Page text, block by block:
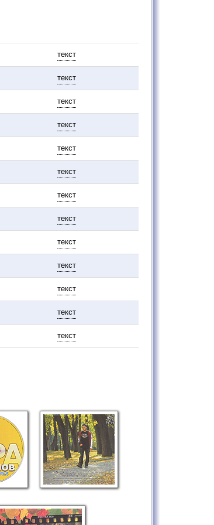
текст
текст
текст
текст
текст
текст
текст
текст
текст
текст
текст
текст
текст